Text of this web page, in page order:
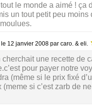
le monde a aimé ! ça
un tout petit peu moins
12 janvier 2008 par caro. & eli.
une recette de
pour payer notre
(même si le prix fixé
si c’est zarb de